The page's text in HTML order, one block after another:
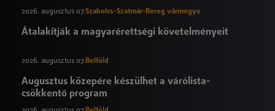
2026. augusztus 07.Szabolcs-Szatmár-Bereg vármegye
Átalakítják a magyarérettségi követelményeit
2026. augusztus 07.Belföld
Augusztus közepére készülhet a várólista-
csökkentő program